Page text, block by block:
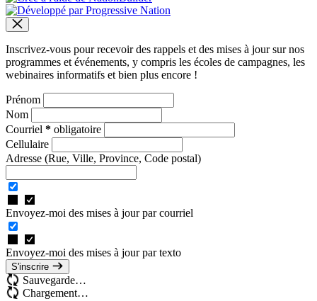
Inscrivez-vous pour recevoir des rappels et des mises à jour sur nos
programmes et événements, y compris les écoles de campagnes, les
webinaires informatifs et bien plus encore !
Prénom
Nom
Courriel * obligatoire
Cellulaire
Adresse (Rue, Ville, Province, Code postal)
Envoyez-moi des mises à jour par courriel
Envoyez-moi des mises à jour par texto
S'inscrire
Sauvegarde…
Chargement…